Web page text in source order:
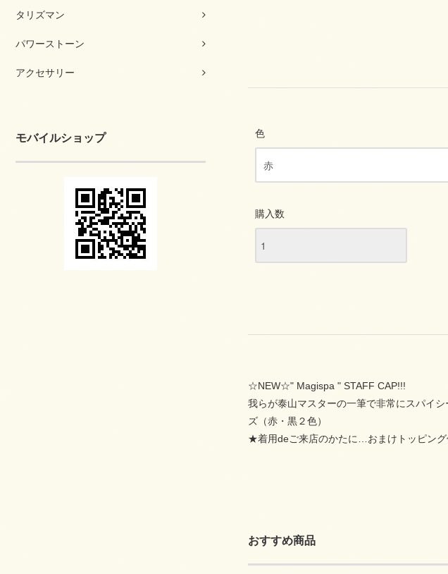
タリズマン
パワーストーン
アクセサリー
モバイルショップ 色
購入数
☆NEW☆" Magispa " STAFF CAP!!!
我らが泰山マスターの一筆で非常にスパイ
ズ（赤・黒２色）
★着用deご来店のかたに…おまけトッピング
おすすめ商品